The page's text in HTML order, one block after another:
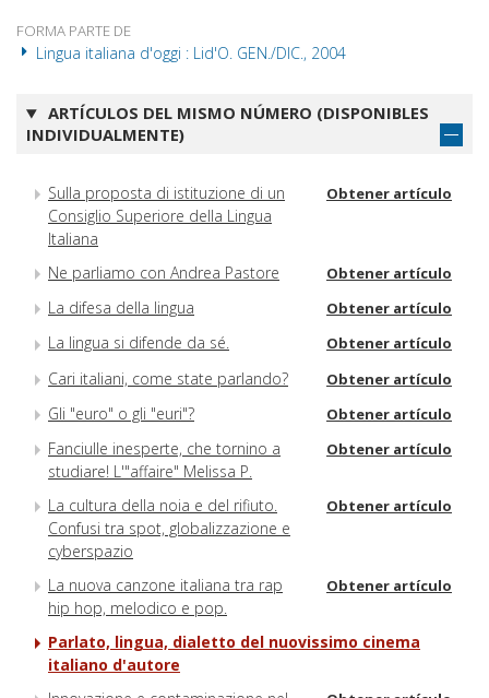
FORMA PARTE DE
Lingua italiana d'oggi : Lid'O. GEN./DIC., 2004
ARTÍCULOS DEL MISMO NÚMERO (DISPONIBLES
INDIVIDUALMENTE)
Sulla proposta di istituzione di un
Consiglio Superiore della Lingua
Italiana
Obtener artículo
Ne parliamo con Andrea Pastore Obtener artículo
La difesa della lingua Obtener artículo
La lingua si difende da sé. Obtener artículo
Cari italiani, come state parlando? Obtener artículo
Gli "euro" o gli "euri"? Obtener artículo
Fanciulle inesperte, che tornino a
studiare! L'"affaire" Melissa P.
Obtener artículo
La cultura della noia e del rifiuto.
Confusi tra spot, globalizzazione e
cyberspazio
Obtener artículo
La nuova canzone italiana tra rap
hip hop, melodico e pop.
Obtener artículo
Parlato, lingua, dialetto del nuovissimo cinema
italiano d'autore